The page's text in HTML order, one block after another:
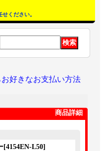
ください。
好きなお支払い方法
商品詳細
[4154EN-L50]